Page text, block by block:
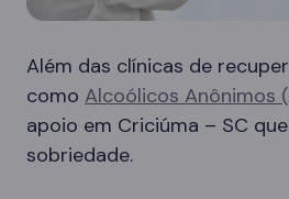
Além das clínicas de
como Alcoólicos Anônimos
apoio em Criciúma – SC
sobriedade.